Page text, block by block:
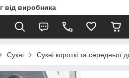
від виробника
Сукні Сукні короткі та середньої